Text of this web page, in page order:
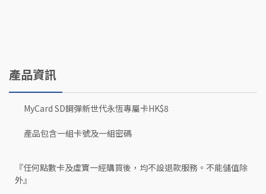
產品資訊
MyCard SD鋼彈新世代永恆專屬卡HK$8
產品包含一組卡號及一組密碼
『任何點數卡及虛寶一經購買後，均不設退款服務。不能儲值除
外』